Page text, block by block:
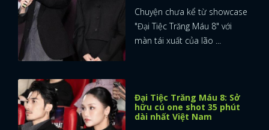
Chuyện chưa kể từ showcase
"Đại Tiệc Trăng Máu 8" với
màn tái xuất của lão ...
Đại Tiệc Trăng Máu 8: Sở
hữu cú one shot 35 phút
dài nhất Việt Nam